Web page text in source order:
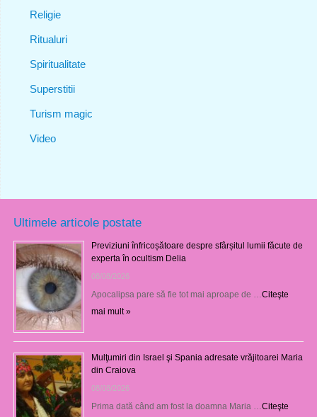
Religie
Ritualuri
Spiritualitate
Superstitii
Turism magic
Video
Ultimele articole postate
Previziuni înfricoșătoare despre sfârșitul lumii făcute de
experta în ocultism Delia
08/08/2026
Apocalipsa pare să fie tot mai aproape de … Citeşte
mai mult »
Mulţumiri din Israel şi Spania adresate vrăjitoarei Maria
din Craiova
08/08/2026
Prima dată când am fost la doamna Maria … Citeşte